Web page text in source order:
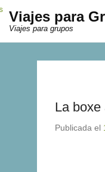
Viajes para
Viajes para grupos
La boxe
Publicada el